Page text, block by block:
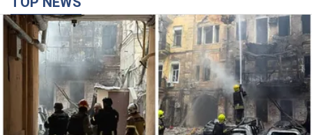
Нардепи взяли гроші з бюджету на оренду
елітних квартир у Києві: хто з парламентарів
просив кошти та де поселився
Як працює особлива соціальна гарантія та хто нею
користується
3 часа назад 48,8 т.